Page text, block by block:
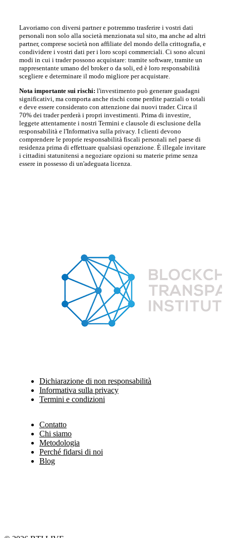
Lavoriamo con diversi partner e potremmo trasferire i vostri dati
personali non solo alla società menzionata sul sito, ma anche ad altri
partner, comprese società non affiliate del mondo della crittografia, e
condividere i vostri dati per i loro scopi commerciali. Ci sono alcuni
modi in cui i trader possono acquistare: tramite software, tramite un
rappresentante umano del broker o da soli, ed è loro responsabilità
scegliere e determinare il modo migliore per acquistare.
Nota importante sui rischi: l'investimento può generare guadagni
significativi, ma comporta anche rischi come perdite parziali o totali
e deve essere considerato con attenzione dai nuovi trader. Circa il
70% dei trader perderà i propri investimenti. Prima di investire,
leggete attentamente i nostri Termini e clausole di esclusione della
responsabilità e l'Informativa sulla privacy. I clienti devono
comprendere le proprie responsabilità fiscali personali nel paese di
residenza prima di effettuare qualsiasi operazione. È illegale invitare
i cittadini statunitensi a negoziare opzioni su materie prime senza
essere in possesso di un'adeguata licenza.
Dichiarazione di non responsabilità
Informativa sulla privacy
Termini e condizioni
Contatto
Chi siamo
Metodologia
Perché fidarsi di noi
Blog